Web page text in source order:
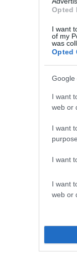
Opted
I want
of my
was
Opted
Google
I want
web or
I want
I want
I want
web or
Τα υποχρεωτικά